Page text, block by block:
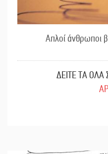
Απλοί άνθρωποι
ΔΕΙΤΕ ΤΑ ΟΛΑ